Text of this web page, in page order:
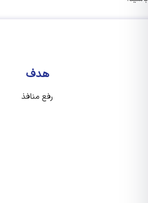
هدف
رفع منافذ